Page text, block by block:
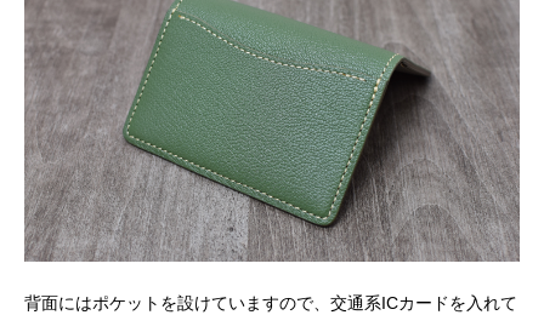
背面にはポケットを設けていますので、交通系ICカードを入れて